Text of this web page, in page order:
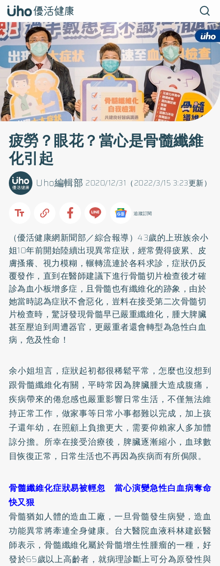
疲勞？眼花？當心是骨髓纖維
化引起
2020/12/31（2022/3/15 3:23更新）
Uho編輯部
追蹤訂閱
（優活健康網新聞部／綜合報導）43歲的上班族余小
姐10年前開始陸續出現異常症狀，經常覺得疲累、皮
膚搔癢、視力模糊，輾轉流連於各科求診，症狀仍反
覆發作，直到在醫師建議下進行骨髓切片檢查後才確
診為血小板增多症，且骨髓也有纖維化的跡象，由於
她當時認為症狀不會惡化，豈料在接受第二次骨髓切
片檢查時，驚訝發現骨髓早已嚴重纖維化，腫大脾臟
甚至壓迫到周遭器官，更嚴重者還會轉型為急性白血
病，危及性命！
余小姐坦言，症狀起初都很稀鬆平常，怎麼也沒想到
跟骨髓纖維化有關，平時常因為脾臟腫大造成腹痛，
疾病帶來的倦怠感也嚴重影響日常生活，不僅無法維
持正常工作，做家事等日常小事都難以完成，加上孩
子還年幼，在照顧上負擔更大，需要仰賴家人多加體
諒分擔。所幸在接受治療後，脾臟逐漸縮小，血球數
目恢復正常，日常生活也不再因為疾病而有所侷限。
骨髓纖維化症狀易被輕忽 當心演變急性白血病奪命
快又狠
骨髓猶如人體的造血工廠，一旦骨髓發生病變，造血
功能異常將牽連全身健康。台大醫院血液科林建嶔醫
師表示，骨髓纖維化屬於骨髓增生性腫瘤的一種，好
發於65歲以上高齡者，就病理診斷上可分為原發性與